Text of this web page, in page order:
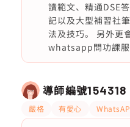
讀範文、精通DSE
記以及大型補習社
法及技巧。 另外更
whatsapp問功課服
導師編號154318
嚴格 有愛心